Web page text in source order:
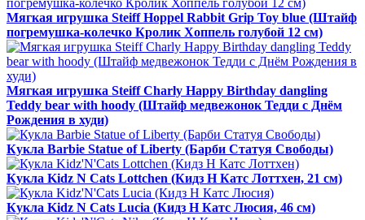
Мягкая игрушка Steiff Hoppel Rabbit Grip Toy blue (Штайф
погремушка-колечко Кролик Хоппель голубой 12 см)
Мягкая игрушка Steiff Charly Happy Birthday dangling
Teddy bear with hoody (Штайф медвежонок Тедди с Днём
Рождения в худи)
Кукла Barbie Statue of Liberty (Барби Статуя Свободы)
Кукла Kidz N Cats Lottchen (Кидз Н Катс Лоттхен, 21 см)
Кукла Kidz N Cats Lucia (Кидз Н Катс Люсия, 46 см)